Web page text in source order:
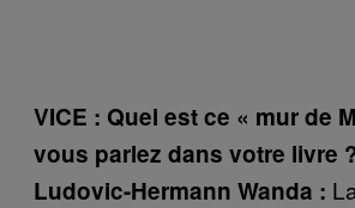
VICE : Quel est ce « mur de
vous parlez dans votre livre
Ludovic-Hermann Wanda :